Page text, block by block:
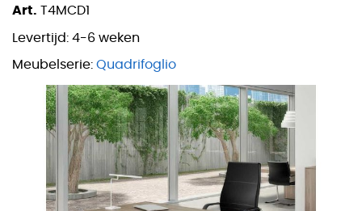
Art. T4MCD1
Levertijd: 4-6 weken
Meubelserie: Quadrifoglio